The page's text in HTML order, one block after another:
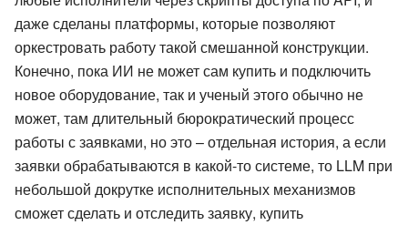
даже сделаны платформы, которые позволяют
оркестровать работу такой смешанной конструкции.
Конечно, пока ИИ не может сам купить и подключить
новое оборудование, так и ученый этого обычно не
может, там длительный бюрократический процесс
работы с заявками, но это – отдельная история, а если
заявки обрабатываются в какой-то системе, то LLM при
небольшой докрутке исполнительных механизмов
сможет сделать и отследить заявку, купить